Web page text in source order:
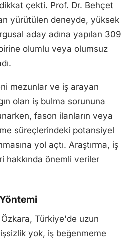
dikkat çekti. Prof. Dr. Behçet
yürütülen deneyde, yüksek
aday adına yapılan 309
olumlu veya olumsuz
mezunlar ve iş arayan
olan iş bulma sorununa
fason ilanların veya
süreçlerindeki potansiyel
yol açtı. Araştırma, iş
hakkında önemli veriler
Özkara, Türkiye'de uzun
yok, iş beğenmeme